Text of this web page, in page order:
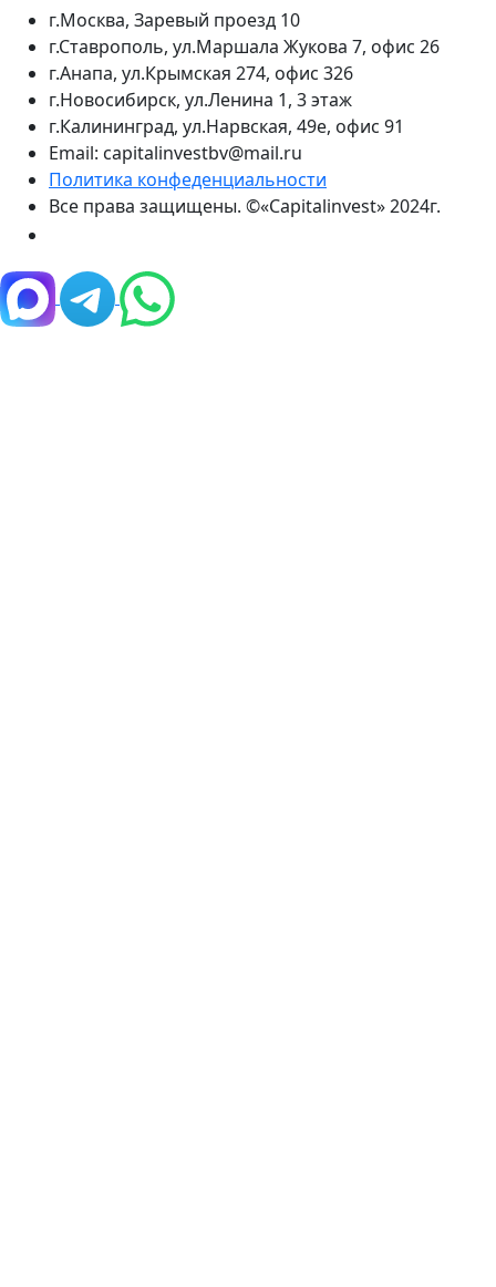
г.Москва, Заревый проезд 10
г.Ставрополь, ул.Маршала Жукова 7, офис 26
г.Анапа, ул.Крымская 274, офис 326
г.Новосибирск, ул.Ленина 1, 3 этаж
г.Калининград, ул.Нарвская, 49е, офис 91
Email: capitalinvestbv@mail.ru
Политика конфеденциальности
Все права защищены. ©«Capitalinvest» 2024г.